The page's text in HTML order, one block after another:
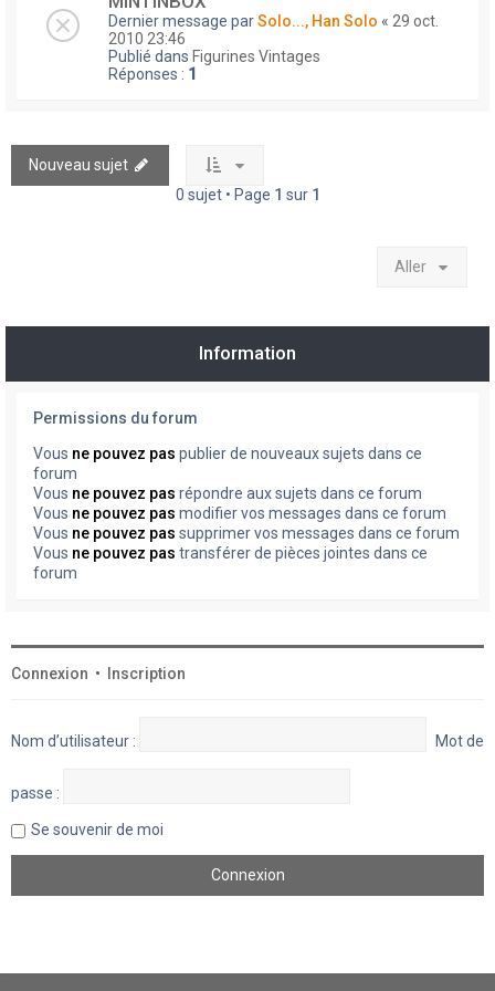
Dernier message parSolo..., Han Solo « 29 oct.
2010 23:46
Publié dans Figurines Vintages
Réponses : 1
Nouveau sujet
0 sujet • Page 1 sur 1
Aller
Information
Permissions du forum
Vous ne pouvez pas publier de nouveaux sujets dans ce
forum
Vous ne pouvez pas répondre aux sujets dans ce forum
Vous ne pouvez pas modifier vos messages dans ce forum
Vous ne pouvez pas supprimer vos messages dans ce forum
Vous ne pouvez pas transférer de pièces jointes dans ce
forum
Connexion • Inscription
Nom d’utilisateur : Mot de
passe :
Se souvenir de moi